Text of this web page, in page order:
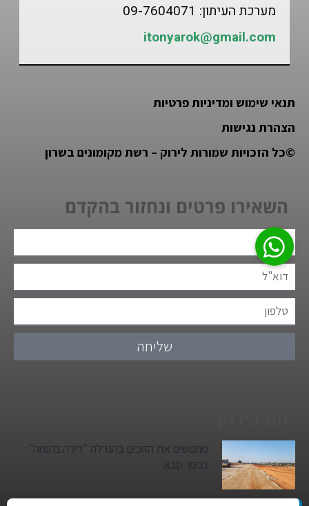
מערכת העיתון: 09-7604071
itonyarok@gmail.com
תנאי שימוש ומדיניות פרטיות
הצהרת נגישות
©כל הזכויות שמורות לירוק – רשת מקומונים בשרון
השאירו פרטים ונחזור בהקדם
שליחה
מחפשים את הזוכים בהגרלה "דירה בהנחה"
בכפר סבא